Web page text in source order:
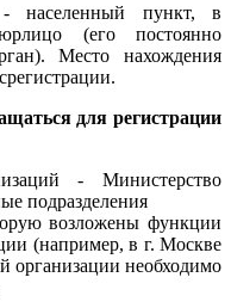
- населенный пункт, в
(его постоянно
Место нахождения
для регистрации
- Министерство
подразделения
возложены функции
(например, в г. Москве
организации необходимо